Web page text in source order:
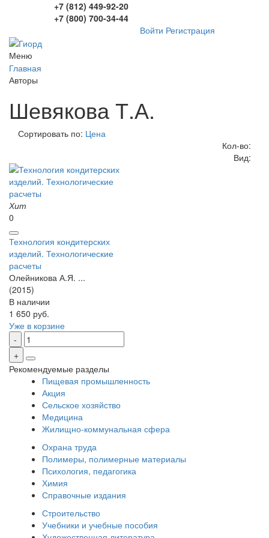
+7 (812) 449-92-20
+7 (800) 700-34-44
Войти Регистрация
Меню
Главная
Авторы
Шевякова Т.А.
Сортировать по: Цена
Кол-во:
Вид:
Хит
0
Технология кондитерских
изделий. Технологические
расчеты
Олейникова А.Я. ...
(2015)
В наличии
1 650 руб.
Уже в корзине
Рекомендуемые разделы
Пищевая промышленность
Акция
Сельское хозяйство
Медицина
Жилищно-коммунальная сфера
Охрана труда
Полимеры, полимерные материалы
Психология, педагогика
Химия
Справочные издания
Строительство
Учебники и учебные пособия